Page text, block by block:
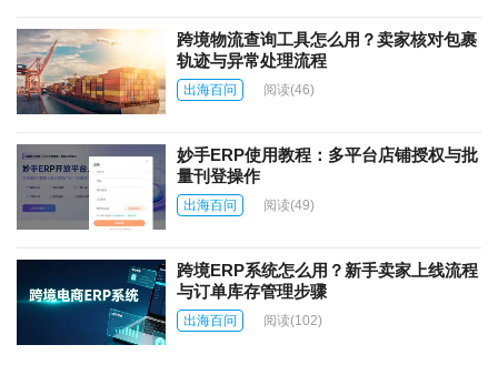
跨境物流查询工具怎么用？卖家核对包裹
轨迹与异常处理流程
出海百问 阅读(46)
妙手ERP使用教程：多平台店铺授权与批
量刊登操作
出海百问 阅读(49)
跨境ERP系统怎么用？新手卖家上线流程
与订单库存管理步骤
出海百问 阅读(102)